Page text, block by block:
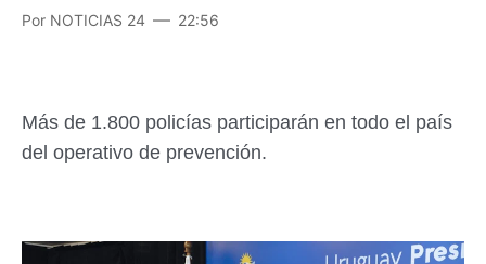
Por NOTICIAS 24 22:56
Más de 1.800 policías participarán en todo el país
del operativo de prevención.